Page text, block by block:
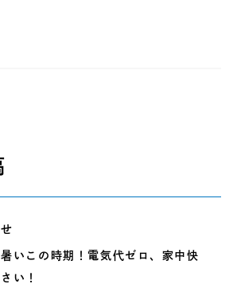
いこの時期！電気代ゼロ、家中快
い！